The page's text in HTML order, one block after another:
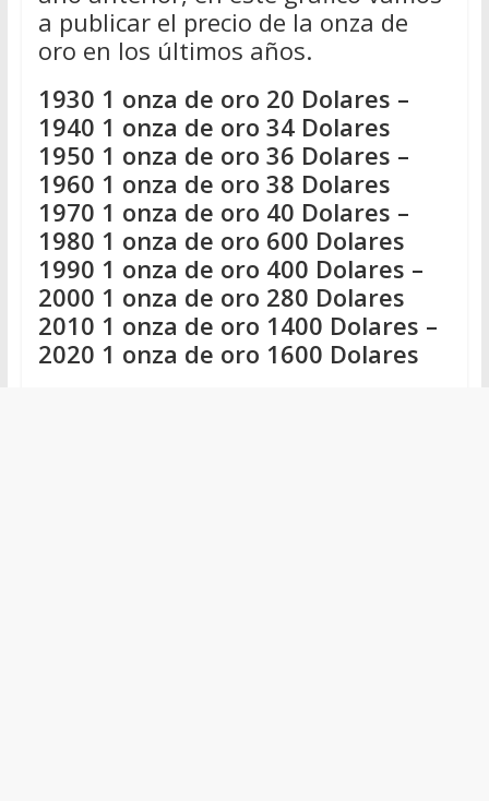
a publicar el precio de la onza de
oro en los últimos años.
1930 1 onza de oro 20 Dolares –
1940 1 onza de oro 34 Dolares
1950 1 onza de oro 36 Dolares –
1960 1 onza de oro 38 Dolares
1970 1 onza de oro 40 Dolares –
1980 1 onza de oro 600 Dolares
1990 1 onza de oro 400 Dolares –
2000 1 onza de oro 280 Dolares
2010 1 onza de oro 1400 Dolares –
2020 1 onza de oro 1600 Dolares